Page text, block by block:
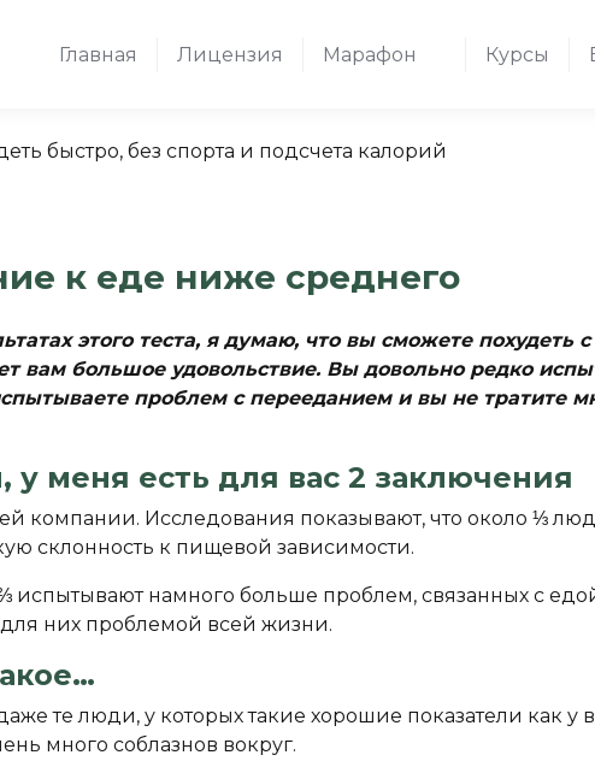
Главная Лицензия Марафон Курсы
к еде ниже среднего
этого теста, я думаю, что вы сможете
вам большое удовольствие. Вы довольно редко
проблем с перееданием и вы не тратите
у меня есть для вас 2 заключения
компании. Исследования показывают, что около ⅓
склонность к пищевой зависимости.
испытывают намного больше проблем, связанных с
для них проблемой всей жизни.
те люди, у которых такие хорошие показатели как
много соблазнов вокруг.